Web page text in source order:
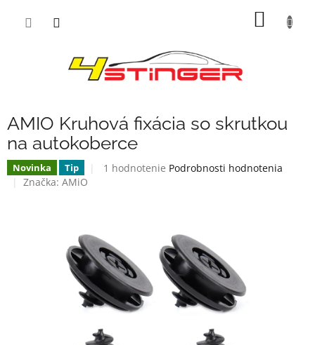
AMIO Kruhová fixácia so skrutkou
na autokoberce
Novinka Tip
Priemerné
5
hviezdičiek.
1 hodnotenie Podrobnosti hodnotenia
Značka: AMiO